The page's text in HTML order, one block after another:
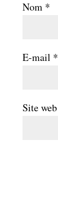
Nom *
E-mail *
Site web